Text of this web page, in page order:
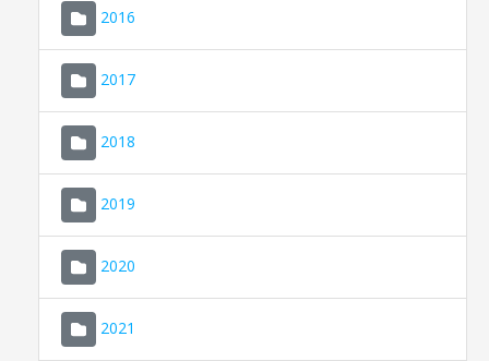
2016
2017
2018
2019
2020
2021